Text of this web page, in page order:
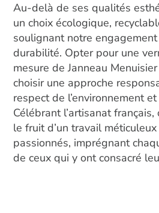
Au-delà de ses qualités
un choix écologique,
soulignant notre
durabilité. Opter pour une
mesure de Janneau Menuisier
choisir une approche
respect de l’environnement
Célébrant l’artisanat
le fruit d’un travail
passionnés, imprégnant
de ceux qui y ont consacré